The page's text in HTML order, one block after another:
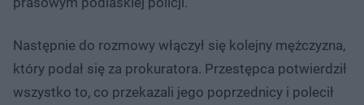
Następnie do rozmowy włączył się kolejny mężczyzna,
który podał się za prokuratora. Przestępca potwierdził
wszystko to, co przekazali jego poprzednicy i polecił